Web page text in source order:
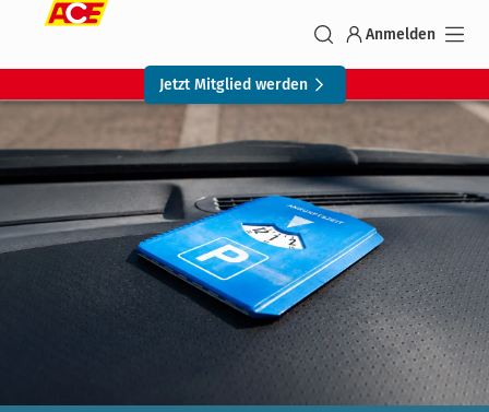
Anmelden
Jetzt Mitglied werden